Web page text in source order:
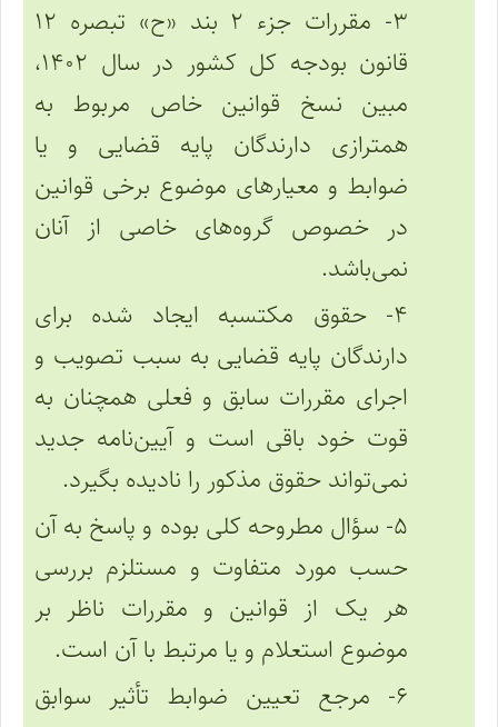
۳- مقررات جزء ۲ بند «ح» تبصره ۱۲
قانون بودجه کل کشور در سال ۱۴۰۲،
مبین نسخ قوانین خاص مربوط به
همترازی دارندگان پایه قضایی و یا
ضوابط و معیارهای موضوع برخی قوانین
در خصوص گروه‌های خاصی از آنان
نمی‌باشد.
۴- حقوق مکتسبه ایجاد شده برای
دارندگان پایه قضایی به سبب تصویب و
اجرای مقررات سابق و فعلی همچنان به
قوت خود باقی است و آیین‌نامه جدید
نمی‌تواند حقوق مذکور را نادیده بگیرد.
۵- سؤال مطروحه کلی بوده و پاسخ به آن
حسب مورد متفاوت و مستلزم بررسی
هر یک از قوانین و مقررات ناظر بر
موضوع استعلام و یا مرتبط با آن است.
۶- مرجع تعیین ضوابط تأثیر سوابق